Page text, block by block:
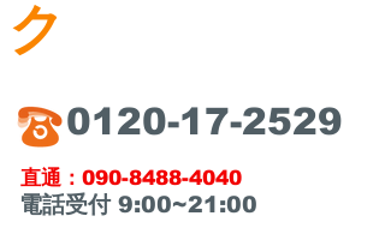
ク
​0120-17-2529
​直通：090-8488-4040
​電話受付 9:00~21:00